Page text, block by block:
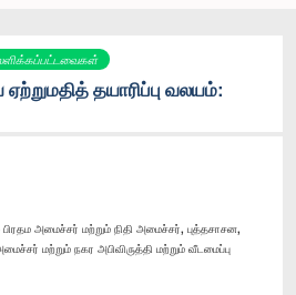
ஏற்றுமதித் தயாரிப்பு வலயம்:
அமைச்சர் மற்றும் நிதி அமைச்சர், புத்தசாசன,
மற்றும் நகர அபிவிருத்தி மற்றும் வீடமைப்பு